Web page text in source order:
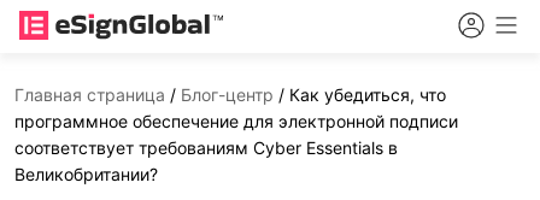
Главная страница / Блог-центр / Как убедиться, что
программное обеспечение для электронной подписи
соответствует требованиям Cyber Essentials в
Великобритании?